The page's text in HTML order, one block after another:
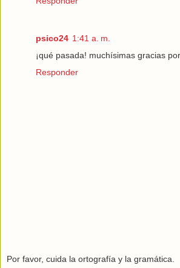
psico24 1:41 a. m.
¡qué pasada! muchísimas gracias
Responder
Por favor, cuida la ortografía y la gramática.